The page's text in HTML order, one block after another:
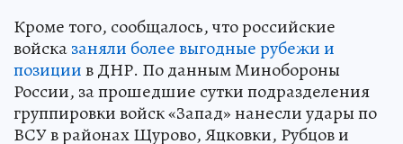
Кроме того, сообщалось, что российские
войсказаняли более выгодные рубежи и
позициив ДНР. По данным Минобороны
России, за прошедшие сутки подразделения
группировки войск «Запад» нанесли удары по
ВСУ в районах Щурово, Яцковки, Рубцов и